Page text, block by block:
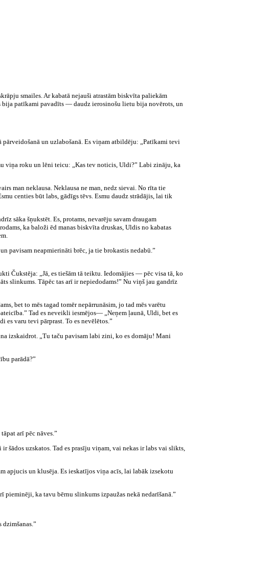
smailes. Ar kabatā nejauši atrastām biskvīta paliekām
bija patīkami pavadīts — daudz ierosinošu lietu bija novērots, un
un uzlabošanā. Es viņam atbildēju: „Patīkami tevi
viņa roku un lēni teicu: „Kas tev noticis, Uldi?” Labi zināju, ka
man neklausa. Neklausa ne man, nedz sievai. No rīta tie
centies būt labs, gādīgs tēvs. Esmu daudz strādājis, lai tik
sāka šņukstēt. Es, protams, nevarēju savam draugam
ka baloži ēd manas biskvīta druskas, Uldis no kabatas
pavisam neapmierināti brēc, ja tie brokastis nedabū.”
Čukstēja: „Jā, es tiešām tā teiktu. Iedomājies — pēc visa tā, ko
slinkums. Tāpēc tas arī ir nepiedodams!” Nu viņš jau gandrīz
bet to mēs tagad tomēr nepārrunāsim, jo tad mēs varētu
Tad es neveikli iesmējos— „Neņem ļaunā, Uldi, bet es
varu tevi pārprast. To es nevēlētos.”
izskaidrot. „Tu taču pavisam labi zini, ko es domāju! Mani
parādā?”
arī pēc nāves.”
šādos uzskatos. Tad es prasīju viņam, vai nekas ir labs vai slikts,
apjucis un klusēja. Es ieskatījos viņa acīs, lai labāk izsekotu
ka tavu bērnu slinkums izpaužas nekā nedarīšanā.”